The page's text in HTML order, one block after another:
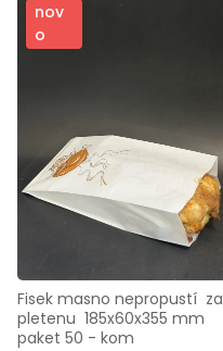
nov
o
Fisek masno nepropustí  za
pletenu  185x60x355 mm
paket 50 - kom